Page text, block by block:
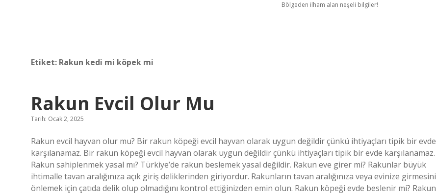
Bölgeden ilham alan neşeli bilgiler!
Etiket: Rakun kedi mi köpek mi
Rakun Evcil Olur Mu
Tarih: Ocak 2, 2025
Rakun evcil hayvan olur mu? Bir rakun köpeği evcil hayvan olarak uygun değildir çünkü ihtiyaçları tipik bir evde
karşılanamaz. Bir rakun köpeği evcil hayvan olarak uygun değildir çünkü ihtiyaçları tipik bir evde karşılanamaz.
Rakun sahiplenmek yasal mı? Türkiye’de rakun beslemek yasal değildir. Rakun eve girer mi? Rakunlar büyük
ihtimalle tavan aralığınıza açık giriş deliklerinden giriyordur. Rakunların tavan aralığınıza veya evinize girmesini
önlemek için çatıda delik olup olmadığını kontrol ettiğinizden emin olun. Rakun köpeği evde beslenir mi? Rakun